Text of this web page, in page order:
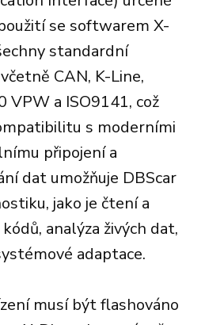
se softwarem X-
standardní
CAN, K-Line,
VPW a ISO9141, což
s moderními
připojení a
dat umožňuje DBScar
jako je čtení a
analýza živých dat,
adaptace.
musí být flashováno